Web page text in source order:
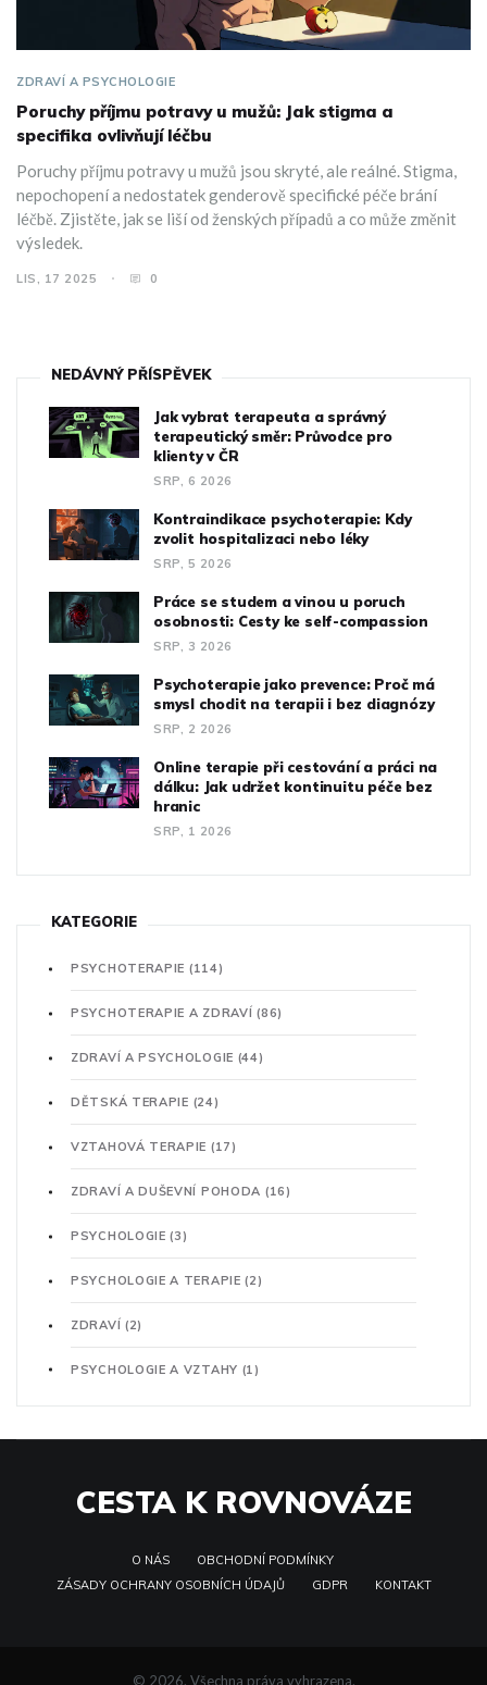
ZDRAVÍ A PSYCHOLOGIE
Poruchy příjmu potravy u mužů: Jak stigma a
specifika ovlivňují léčbu
Poruchy příjmu potravy u mužů jsou skryté, ale reálné. Stigma,
nepochopení a nedostatek genderově specifické péče brání
léčbě. Zjistěte, jak se liší od ženských případů a co může změnit
výsledek.
LIS, 17 2025 0
NEDÁVNÝ PŘÍSPĚVEK
Jak vybrat terapeuta a správný
terapeutický směr: Průvodce pro
klienty v ČR
SRP, 6 2026
Kontraindikace psychoterapie: Kdy
zvolit hospitalizaci nebo léky
SRP, 5 2026
Práce se studem a vinou u poruch
osobnosti: Cesty ke self-compassion
SRP, 3 2026
Psychoterapie jako prevence: Proč má
smysl chodit na terapii i bez diagnózy
SRP, 2 2026
Online terapie při cestování a práci na
dálku: Jak udržet kontinuitu péče bez
hranic
SRP, 1 2026
KATEGORIE
PSYCHOTERAPIE (114)
PSYCHOTERAPIE A ZDRAVÍ(86)
ZDRAVÍ A PSYCHOLOGIE (44)
DĚTSKÁ TERAPIE (24)
VZTAHOVÁ TERAPIE (17)
ZDRAVÍ A DUŠEVNÍ POHODA (16)
PSYCHOLOGIE(3)
PSYCHOLOGIE A TERAPIE(2)
ZDRAVÍ (2)
PSYCHOLOGIE A VZTAHY (1)
CESTA K ROVNOVÁZE
O NÁS
OBCHODNÍ PODMÍNKY
ZÁSADY OCHRANY OSOBNÍCH ÚDAJŮ
GDPR KONTAKT
© 2026. Všechna práva vyhrazena.